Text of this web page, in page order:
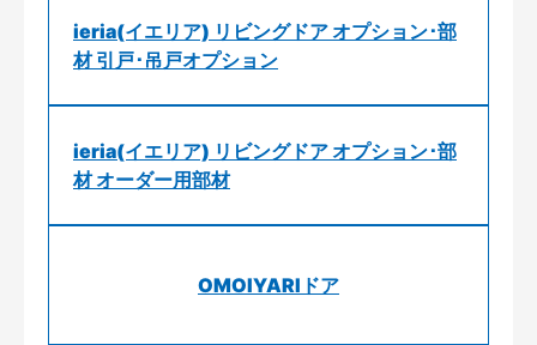
ieria(イエリア) リビングドア オプション･部
材 引戸･吊戸オプション
ieria(イエリア) リビングドア オプション･部
材 オーダー用部材
OMOIYARIドア